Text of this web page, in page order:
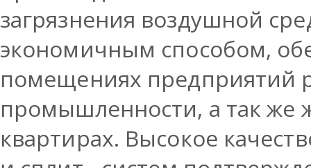
загрязнения воздушной
экономичным способом,
помещениях предприятий
промышленности, а так же
квартирах. Высокое